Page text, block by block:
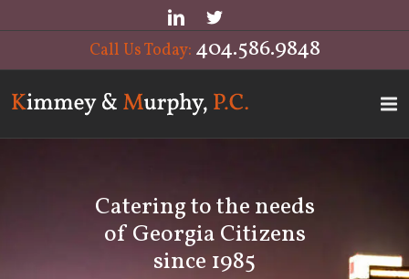
Call Us Today: 404.586.9848
Catering to the needs
of Georgia Citizens
since 1985